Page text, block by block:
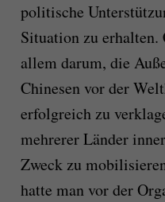
politische
Situation zu erhalten.
allem darum, die
Chinesen vor der
erfolgreich zu
mehrerer Länder
Zweck zu
hatte man vor der